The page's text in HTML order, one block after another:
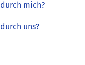
mich?
uns?